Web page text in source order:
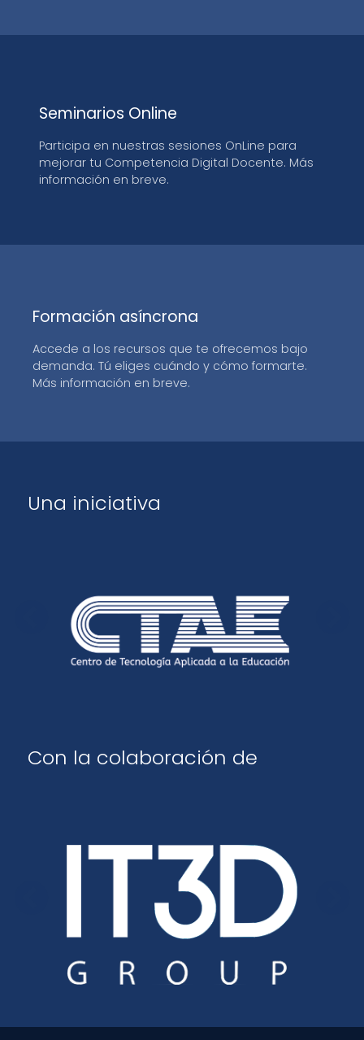
Seminarios Online
Participa en nuestras sesiones OnLine para
mejorar tu Competencia Digital Docente. Más
información en breve.
Formación asíncrona
Accede a los recursos que te ofrecemos bajo
demanda. Tú eliges cuándo y cómo formarte.
Más información en breve.
Una iniciativa
Con la colaboración de